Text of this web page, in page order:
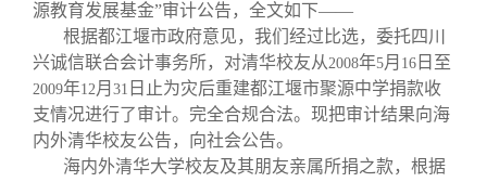
院系校友工作
专业委员会
兴趣群体
捐赠新闻
捐赠纪事
捐赠方法
《清华校友通讯》
《水木清华》
我要订阅
百年清华
清华人物
清华故事
校友服务
终身学习
校友总会
源教育发展基金”审计公告，全文如下——
根据都江堰市政府意见，我们经过比选，委托四川
兴诚信联合会计事务所，对清华校友从2008年5月 16 日至
2009年12月 31 日止为灾后重建都江堰市聚源中学捐款收
支情况进行了审计。完全合规合法。现把审计结果向海
内外清华校友公告，向社会公告。
海内外清华大学校友及其朋友亲属所捐之款，根据